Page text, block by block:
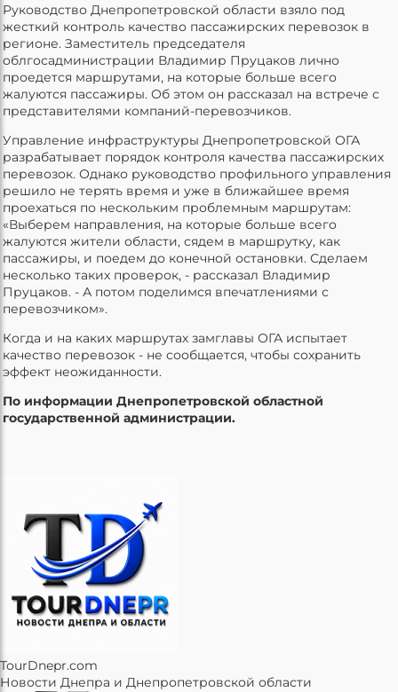
Руководство Днепропетровской области взяло под
жесткий контроль качество пассажирских перевозок в
регионе. Заместитель председателя
облгосадминистрации Владимир Пруцаков лично
проедется маршрутами, на которые больше всего
жалуются пассажиры. Об этом он рассказал на встрече с
представителями компаний-перевозчиков.
Управление инфраструктуры Днепропетровской ОГА
разрабатывает порядок контроля качества пассажирских
перевозок. Однако руководство профильного управления
решило не терять время и уже в ближайшее время
проехаться по нескольким проблемным маршрутам:
«Выберем направления, на которые больше всего
жалуются жители области, сядем в маршрутку, как
пассажиры, и поедем до конечной остановки. Сделаем
несколько таких проверок, - рассказал Владимир
Пруцаков. - А потом поделимся впечатлениями с
перевозчиком».
Когда и на каких маршрутах замглавы ОГА испытает
качество перевозок - не сообщается, чтобы сохранить
эффект неожиданности.
По информации Днепропетровской областной
государственной администрации.
TourDnepr.com
Новости Днепра и Днепропетровской области